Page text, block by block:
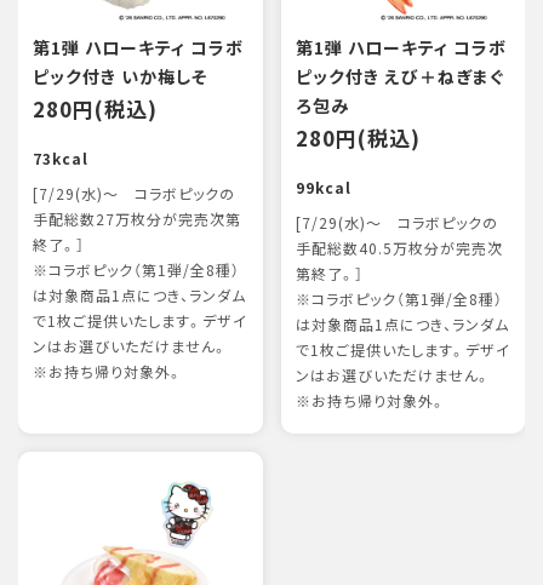
第1弾 ハローキティ コラボ
ピック付き いか梅しそ
280円(税込)
73kcal
[7/29(水)～ コラボピックの
手配総数27万枚分が完売次第
終了。］
※コラボピック（第1弾/全8種）
は対象商品1点につき、ランダム
で1枚ご提供いたします。デザイ
ンはお選びいただけません。
※お持ち帰り対象外。
第1弾 ハローキティ コラボ
ピック付き えび＋ねぎまぐ
ろ包み
280円(税込)
99kcal
[7/29(水)～ コラボピックの
手配総数40.5万枚分が完売次
第終了。］
※コラボピック（第1弾/全8種）
は対象商品1点につき、ランダム
で1枚ご提供いたします。デザイ
ンはお選びいただけません。
※お持ち帰り対象外。